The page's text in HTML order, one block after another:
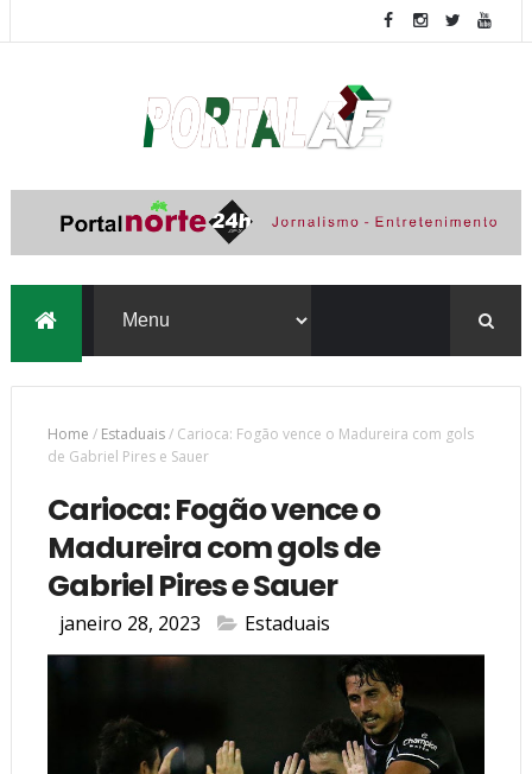
Home / Estaduais/ Carioca: Fogão vence o Madureira com gols
de Gabriel Pires e Sauer
Carioca: Fogão vence o
Madureira com gols de
Gabriel Pires e Sauer
janeiro 28, 2023 Estaduais